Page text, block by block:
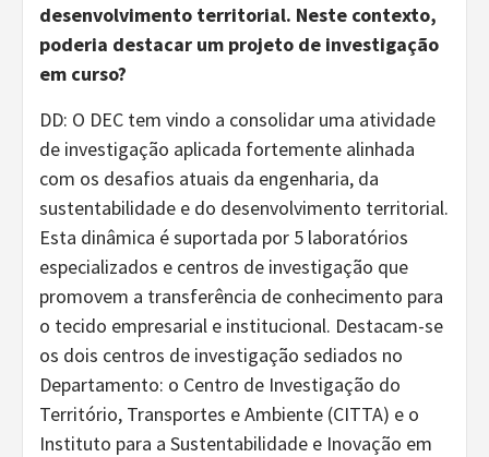
desenvolvimento territorial. Neste contexto,
poderia destacar um projeto de investigação
em curso?
DD: O DEC tem vindo a consolidar uma atividade
de investigação aplicada fortemente alinhada
com os desafios atuais da engenharia, da
sustentabilidade e do desenvolvimento territorial.
Esta dinâmica é suportada por 5 laboratórios
especializados e centros de investigação que
promovem a transferência de conhecimento para
o tecido empresarial e institucional. Destacam-se
os dois centros de investigação sediados no
Departamento: o Centro de Investigação do
Território, Transportes e Ambiente (CITTA) e o
Instituto para a Sustentabilidade e Inovação em